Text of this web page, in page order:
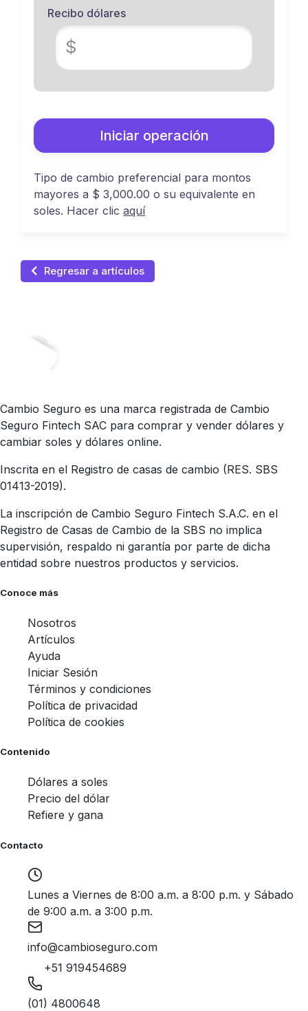
Recibo dólares
$
Iniciar operación
Tipo de cambio preferencial para montos
mayores a $ 3,000.00 o su equivalente en
soles. Hacer clicaquí
Regresar a artículos
Cambio Seguro es una marca registrada de Cambio
Seguro Fintech SAC para comprar y vender dólares y
cambiar soles y dólares online.
Inscrita en el Registro de casas de cambio (RES. SBS
01413-2019).
La inscripción de Cambio Seguro Fintech S.A.C. en el
Registro de Casas de Cambio de la SBS no implica
supervisión, respaldo ni garantía por parte de dicha
entidad sobre nuestros productos y servicios.
Conoce más
Nosotros
Artículos
Ayuda
Iniciar Sesión
Términos y condiciones
Política de privacidad
Política de cookies
Contenido
Dólares a soles
Precio del dólar
Refiere y gana
Contacto
Lunes a Viernes de 8:00 a.m. a 8:00 p.m. y Sábado
de 9:00 a.m. a 3:00 p.m.
info@cambioseguro.com
+51 919454689
(01) 4800648